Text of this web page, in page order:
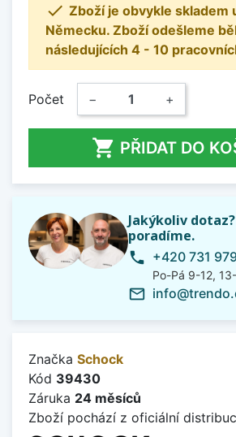
 Zboží je obvykle skladem
Německu. Zboží odešleme
následujících 4 - 10
Počet − +
 PŘIDAT DO
Jakýkoliv
poradíme.
phone +420 731
Po-Pá 9-12,
mail_outline
Značka Schock
Kód 39430
Záruka 24 měsíců
Zboží pochází z oficiální